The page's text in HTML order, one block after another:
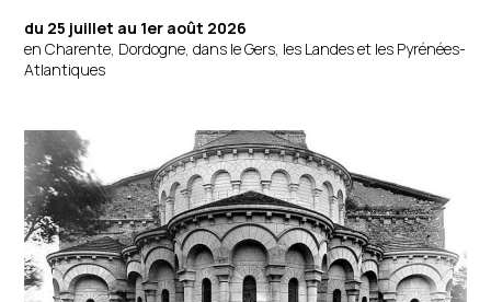
du 25 juillet au 1er août 2026
en Charente, Dordogne, dans le Gers, les Landes et les Pyrénées-
Atlantiques